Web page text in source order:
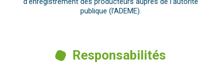
publique (l’ADEME).
Responsabilités